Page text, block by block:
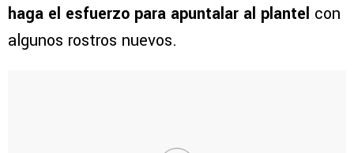
haga el esfuerzo para apuntalar al plantel con
algunos rostros nuevos.